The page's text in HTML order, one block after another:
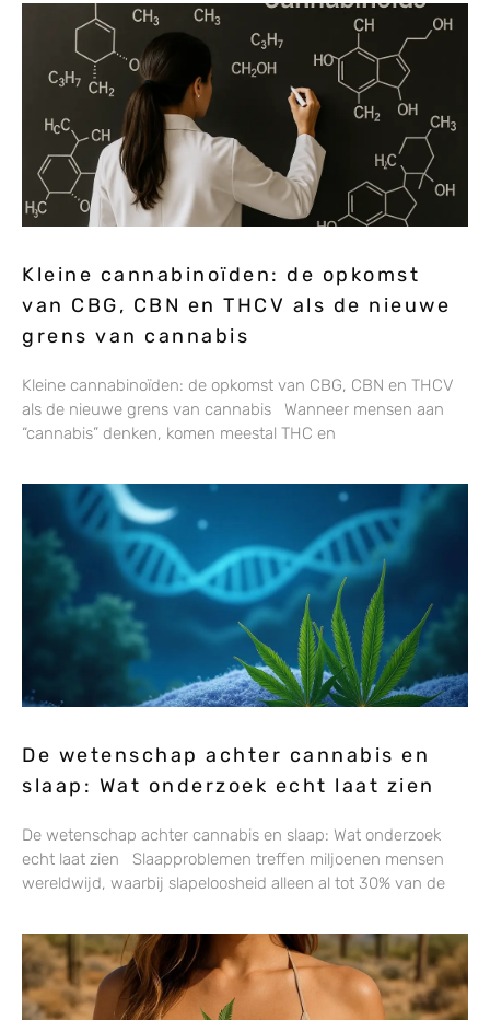
Kleine cannabinoïden: de opkomst
van CBG, CBN en THCV als de nieuwe
grens van cannabis
Kleine cannabinoïden: de opkomst van CBG, CBN en THCV
als de nieuwe grens van cannabis Wanneer mensen aan
“cannabis” denken, komen meestal THC en
De wetenschap achter cannabis en
slaap: Wat onderzoek echt laat zien
De wetenschap achter cannabis en slaap: Wat onderzoek
echt laat zien Slaapproblemen treffen miljoenen mensen
wereldwijd, waarbij slapeloosheid alleen al tot 30% van de